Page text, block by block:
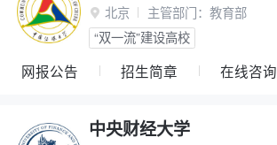
 北京 主管部门： 教育部
“双一流”建设高校
网报公告 招生简章 在线咨询
中央财经大学